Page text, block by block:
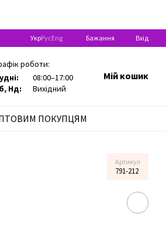
УкрРусEng Бажання Вхід
роботи:
08:00–17:00
Нд:
Вихідний
Мій кошик
ПОКУПЦЯМ
Артикул
791-212